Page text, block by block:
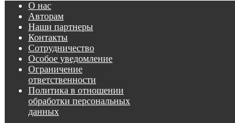
О нас
Авторам
Наши партнеры
Контакты
Сотрудничество
Особое уведомление
Ограничение
ответственности
Политика в отношении
обработки персональных
данных